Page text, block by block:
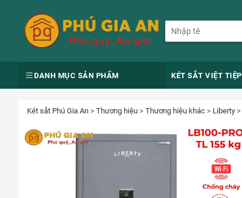
DANH MỤC SẢN PHẨM KÉT SẮT VIỆT TIỆP
Két sắt Phú Gia An > Thương hiệu > Thương hiệu khác > Liberty >